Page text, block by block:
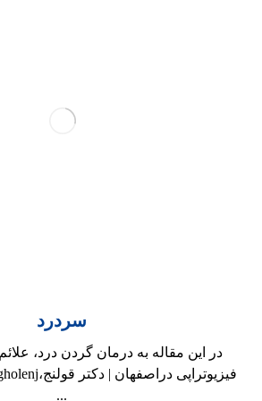
سردرد
در این مقاله به درمان گردن درد،
...